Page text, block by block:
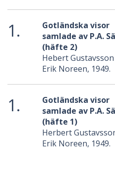
1.
Gotländska visor
samlade av P.A.
(häfte 2)
Hebert
Erik Noreen, 1949.
1.
Gotländska visor
samlade av P.A.
(häfte 1)
Herbert
Erik Noreen, 1949.